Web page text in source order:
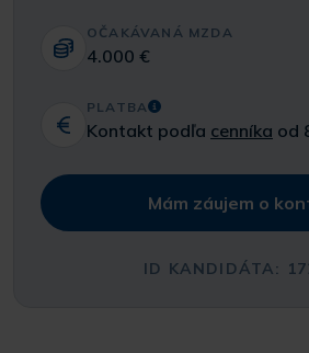
OČAKÁVANÁ MZDA
4.000 €
PLATBA
Kontakt podľa cenníka od
Mám záujem o
ID KANDIDÁTA: